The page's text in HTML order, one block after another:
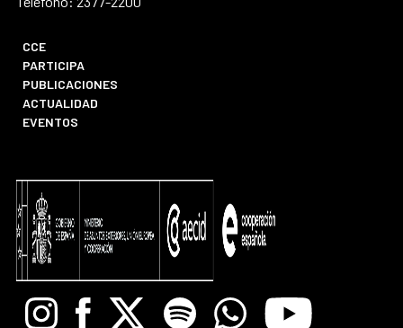
CCE
PARTICIPA
PUBLICACIONES
ACTUALIDAD
EVENTOS
InstagramFacebook
X Spotify WhatsappYoutube